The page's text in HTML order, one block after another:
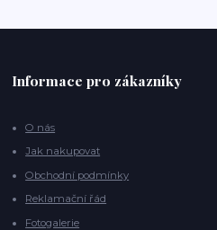
Informace pro zákazníky
O nás
Jak nakupovat
Obchodní podmínky
Reklamační řád
Fotogalerie